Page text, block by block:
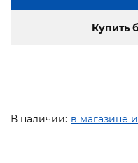
Купить
В наличии: в магазине